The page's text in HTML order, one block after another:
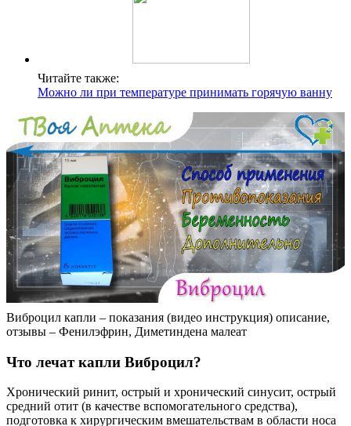
Читайте также:
Можно ли при температуре принимать горячую ванну
Виброцил капли – показания (видео инструкция) описание,
отзывы – Фенилэфрин, Диметиндена малеат
Что лечат капли Виброцил?
Хронический ринит, острый и хронический синусит, острый
средний отит (в качестве вспомогательного средства),
подготовка к хирургическим вмешательствам в области носа